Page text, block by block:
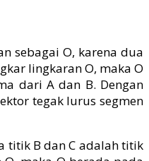
sebagai O, karena dua
lingkaran O, maka O
dari A dan B. Dengan
tegak lurus segmen
titik B dan C adalah titik